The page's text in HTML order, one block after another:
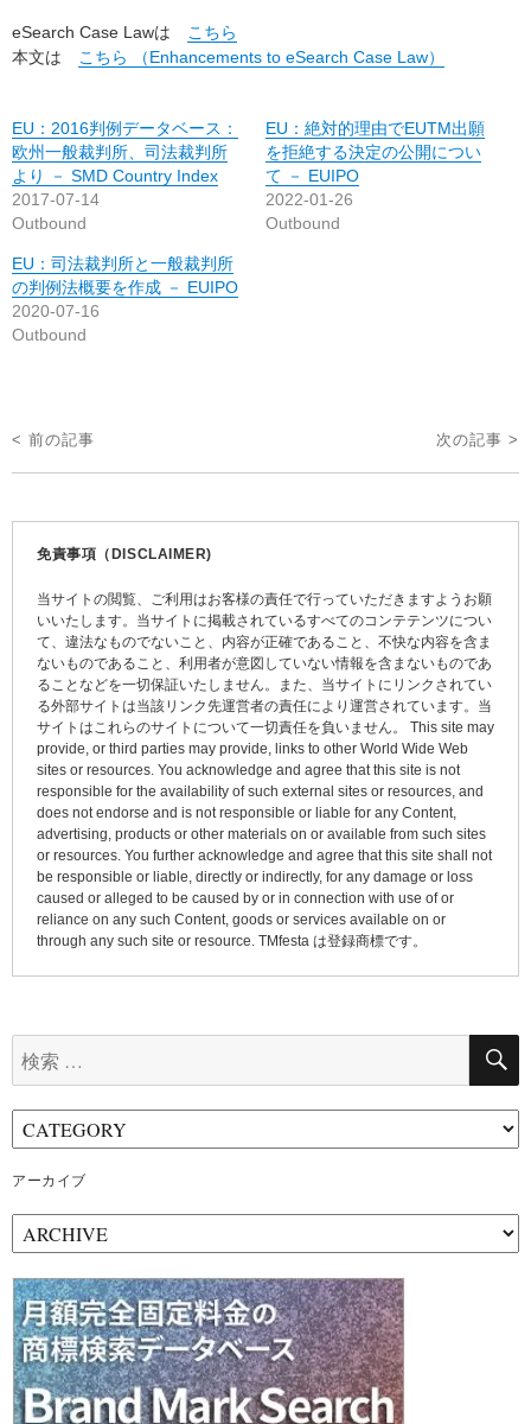
eSearch Case Lawは
こちら
本文は
こちら （Enhancements to eSearch Case Law）
EU：2016判例データベース：
欧州一般裁判所、司法裁判所
より － SMD Country Index
2017-07-14
Outbound
EU：絶対的理由でEUTM出願
を拒絶する決定の公開につい
て － EUIPO
2022-01-26
Outbound
EU：司法裁判所と一般裁判所
の判例法概要を作成 － EUIPO
2020-07-16
Outbound
投
稿
< 前の記事 次の記事 >
免責事項（DISCLAIMER)
当サイトの閲覧、ご利用はお客様の責任で行っていただきますようお願
いいたします。当サイトに掲載されているすべてのコンテテンツについ
て、違法なものでないこと、内容が正確であること、不快な内容を含ま
ないものであること、利用者が意図していない情報を含まないものであ
ることなどを一切保証いたしません。また、当サイトにリンクされてい
る外部サイトは当該リンク先運営者の責任により運営されています。当
サイトはこれらのサイトについて一切責任を負いません。 This site may
provide, or third parties may provide, links to other World Wide Web
sites or resources. You acknowledge and agree that this site is not
responsible for the availability of such external sites or resources, and
does not endorse and is not responsible or liable for any Content,
advertising, products or other materials on or available from such sites
or resources. You further acknowledge and agree that this site shall not
be responsible or liable, directly or indirectly, for any damage or loss
caused or alleged to be caused by or in connection with use of or
reliance on any such Content, goods or services available on or
through any such site or resource. TMfesta は登録商標です。
索:
アーカイブ
ー
カ
イ
ブ